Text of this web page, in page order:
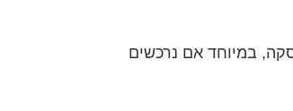
במיוחד אם נרכשים